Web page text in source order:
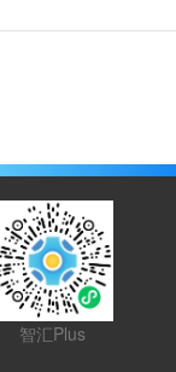
智汇Plus